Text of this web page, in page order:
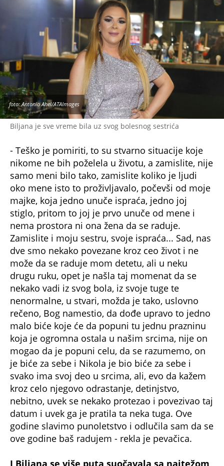
Biljana je sve vreme bila uz svog bolesnog sestrića
foto: Antonio Ahel/ATAImages
- Teško je pomiriti, to su stvarno situacije koje
nikome ne bih poželela u životu, a zamislite, nije
samo meni bilo tako, zamislite koliko je ljudi
oko mene isto to proživljavalo, počevši od moje
majke, koja jedno unuče ispraća, jedno joj
stiglo, pritom to joj je prvo unuče od mene i
nema prostora ni ona žena da se raduje.
Zamislite i moju sestru, svoje ispraća... Sad, nas
dve smo nekako povezane kroz ceo život i ne
može da se raduje mom detetu, ali u neku
drugu ruku, opet je našla taj momenat da se
nekako vadi iz svog bola, iz svoje tuge te
nenormalne, u stvari, možda je tako, uslovno
rečeno, Bog namestio, da dođe upravo to jedno
malo biće koje će da popuni tu jednu prazninu
koja je ogromna ostala u našim srcima, nije on
mogao da je popuni celu, da se razumemo, on
je biće za sebe i Nikola je bio biće za sebe i
svako ima svoj deo u srcima, ali, evo da kažem
kroz celo njegovo odrastanje, detinjstvo,
nebitno, uvek se nekako protezao i povezivao taj
datum i uvek ga je pratila ta neka tuga. Ove
godine slavimo punoletstvo i odlučila sam da se
ove godine baš radujem - rekla je pevačica.